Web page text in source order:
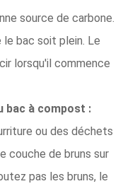
source de carbone.
bac soit plein. Le
lorsqu'il commence
bac à compost :
ou des déchets
couche de bruns sur
pas les bruns, le